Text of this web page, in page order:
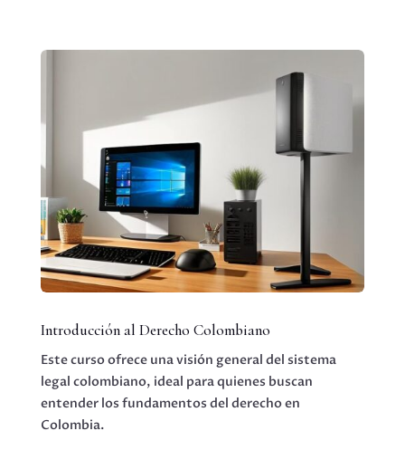
Introducción al Derecho Colombiano
Este curso ofrece una visión general del sistema
legal colombiano, ideal para quienes buscan
entender los fundamentos del derecho en
Colombia.